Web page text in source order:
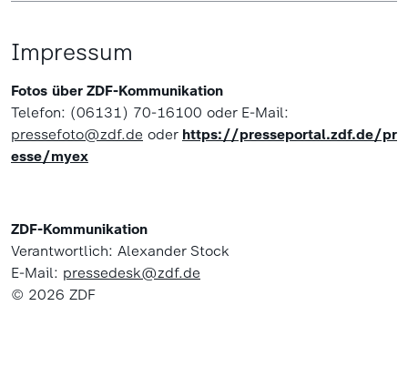
Impressum
Fotos über ZDF-Kommunikation
Telefon: (06131) 70-16100 oder E-Mail:
pressefoto@zdf.de oder https://presseportal.zdf.de/pr
esse/myex
ZDF-Kommunikation
Verantwortlich: Alexander Stock
E-Mail: pressedesk@zdf.de
© 2026 ZDF